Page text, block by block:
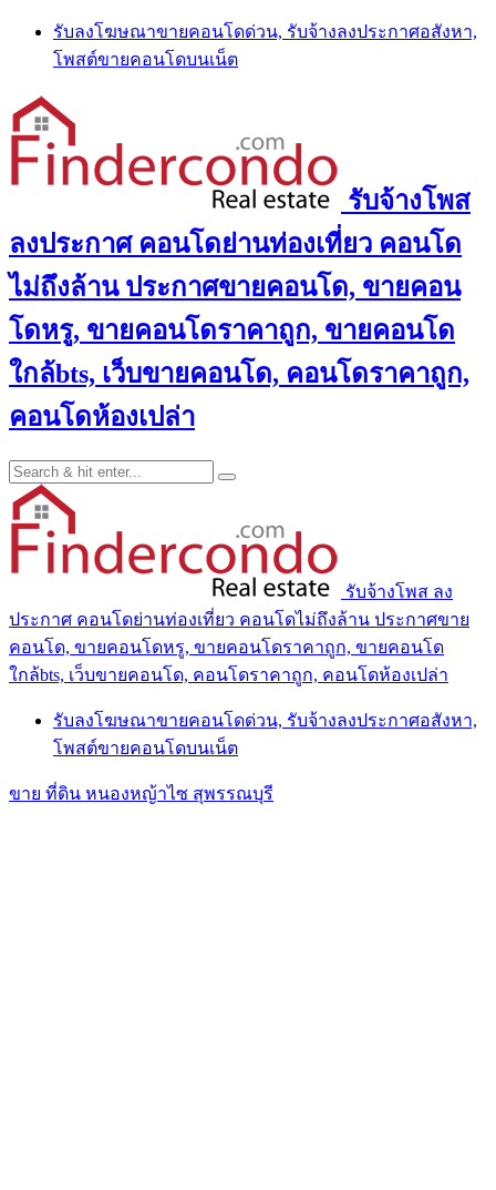
Skip
content
รับลงโฆษณาขายคอนโดด่วน, รับจ้างลงประกาศอสังหา,
โพสต์ขายคอนโดบนเน็ต
รับจ้างโพส
ลงประกาศ คอนโดย่านท่องเที่ยว คอนโด
ไม่ถึงล้าน ประกาศขายคอนโด, ขายคอน
โดหรู, ขายคอนโดราคาถูก, ขายคอนโด
ใกล้bts, เว็บขายคอนโด, คอนโดราคาถูก,
คอนโดห้องเปล่า
รับจ้างโพส ลง
ประกาศ คอนโดย่านท่องเที่ยว คอนโดไม่ถึงล้าน ประกาศขาย
คอนโด, ขายคอนโดหรู, ขายคอนโดราคาถูก, ขายคอนโด
ใกล้bts, เว็บขายคอนโด, คอนโดราคาถูก, คอนโดห้องเปล่า
รับลงโฆษณาขายคอนโดด่วน, รับจ้างลงประกาศอสังหา,
โพสต์ขายคอนโดบนเน็ต
ขาย ที่ดิน หนองหญ้าไซ สุพรรณบุรี